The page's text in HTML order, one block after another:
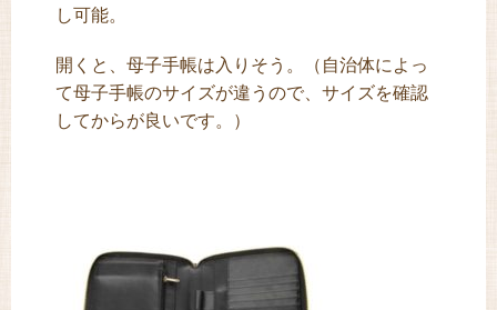
し可能。
開くと、母子手帳は入りそう。（自治体によっ
て母子手帳のサイズが違うので、サイズを確認
してからが良いです。）